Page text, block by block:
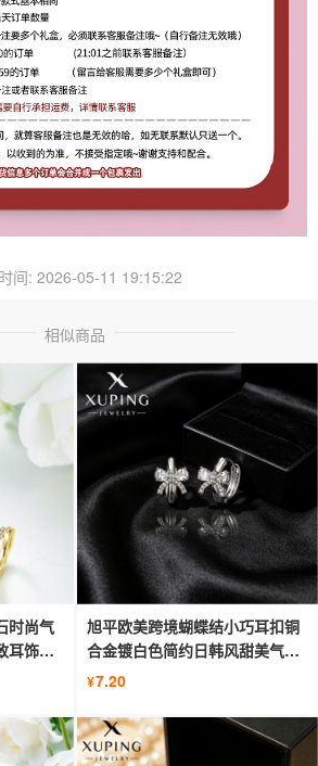
间: 2026-05-11 19:15:22
相似商品
时尚气
耳饰批
旭平欧美跨境蝴蝶结小巧耳扣铜
合金镀白色简约日韩风甜美气质
耳饰
¥7.20